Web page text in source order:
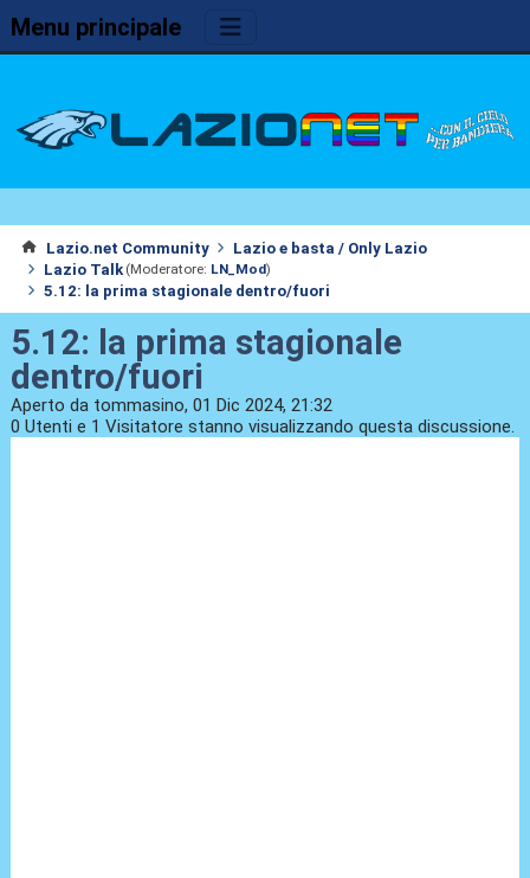
Menu principale
Lazio.net Community
Lazio e basta / Only Lazio
Lazio Talk (Moderatore: LN_Mod)
5.12: la prima stagionale dentro/fuori
5.12: la prima stagionale
dentro/fuori
Aperto da tommasino, 01 Dic 2024, 21:32
0 Utenti e 1 Visitatore stanno visualizzando questa discussione.